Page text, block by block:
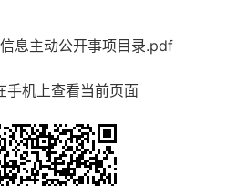
息主动公开事项目录.pdf
手机上查看当前页面